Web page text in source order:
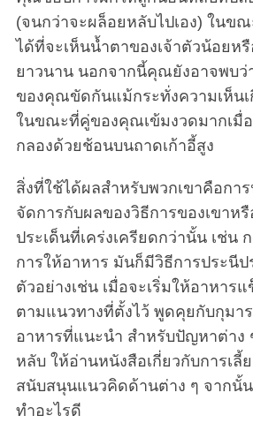
(จนกว่าจะผล็อยหลับไปเอง) ใน
ได้ที่จะเห็นน้ำตาของเจ้าตัวน้อยหรื
ยาวนาน นอกจากนี้คุณยังอาจพบว่
ของคุณขัดกันแม้กระทั่งความเห็น
ในขณะที่คู่ของคุณเข้มงวดมากเมื่
กลองด้วยช้อนบนถาดเก้าอี้สูง
สิ่งที่ใช้ได้ผลสำหรับพวกเขาคือกา
จัดการกับผลของวิธีการของเขาหรื
ประเด็นที่เคร่งเครียดกว่านั้น เช่น
การให้อาหาร มันก็มีวิธีการประนี
ตัวอย่างเช่น เมื่อจะเริ่มให้อาหาร
ตามแนวทางที่ตั้งไว้ พูดคุยกับกุมา
อาหารที่แนะนำ สำหรับปัญหาต่าง
หลับ ให้อ่านหนังสือเกี่ยวกับการเลี้
สนับสนุนแนวคิดด้านต่าง ๆ จากนั้
ทำอะไรดี